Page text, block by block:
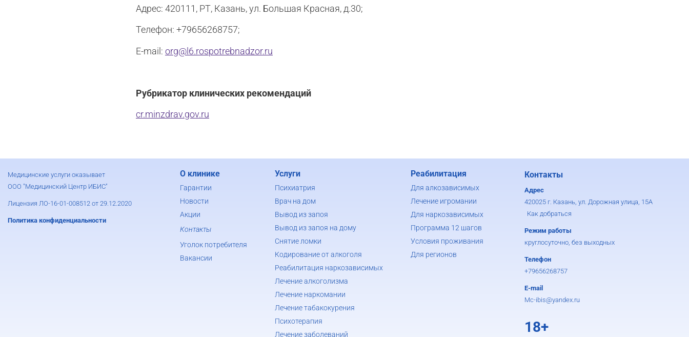
Адрес: 420111, РТ, Казань, ул. Большая Красная, д.30;
Телефон: +79656268757;
E-mail: org@l6.rospotrebnadzor.ru
Рубрикатор клинических рекомендаций
cr.minzdrav.gov.ru
Медицинские услуги оказывает
ООО "Медицинский Центр ИБИС"
Лицензия ЛО-16-01-008512 от 29.12.2020
Политика конфиденциальности
О клинике
Гарантии
Новости
Акции
Контакты
Уголок потребителя
Вакансии
Услуги
Психиатрия
Врач на дом
Вывод из запоя
Вывод из запоя на дому
Снятие ломки
Кодирование от алкоголя
Реабилитация наркозависимых
Лечение алкоголизма
Лечение наркомании
Лечение табакокурения
Психотерапия
Лечение заболеваний
Реабилитация
Для алкозависимых
Лечение игромании
Для наркозависимых
Программа 12 шагов
Условия проживания
Для регионов
Контакты
Адрес
420025 г. Казань, ул. Дорожная улица, 15А
Как добраться
Режим работы
круглосуточно, без выходных
Телефон
+79656268757
E-mail
Mc-ibis@yandex.ru
18+